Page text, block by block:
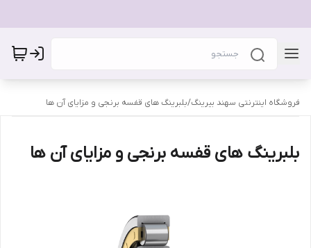
فروشگاه اینترنتی سهند بیرینگ/بلبرینگ های قفسه برنجی و مزایای آن ها
بلبرینگ های قفسه برنجی و مزایای آن ها